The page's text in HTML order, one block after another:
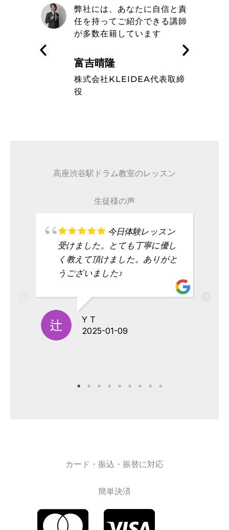
取材を通してトミヨシドラム
教室の信念や在籍しているミ
ュージシャンのレベルの高さ
藤波辰爾
タレント
高座渋谷駅ドラム教室のレッスン
生徒様の声
今日体験レッスン
受けました。とても丁寧に優し
く教えて頂けました。ありがと
うございました♪
Y T
2025-01-09
カード・振込・振替に対応
簡単決済